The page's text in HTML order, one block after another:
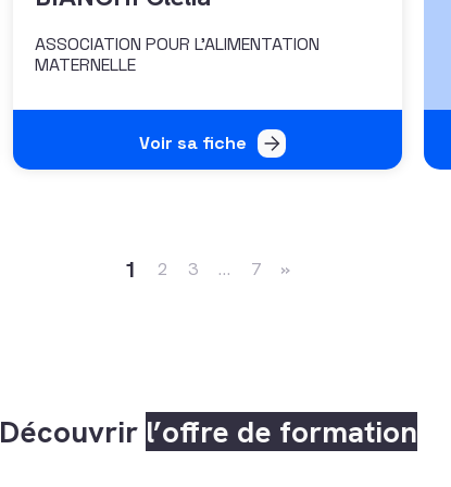
ASSOCIATION POUR L'ALIMENTATION
MATERNELLE
Voir sa fiche
1 2 3 … 7 »
Découvrir l’offre de formation